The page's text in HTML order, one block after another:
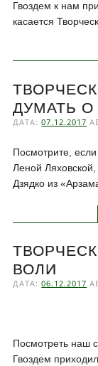
Гвоздем к нам
касается
ДУМАТЬ О
ДАТА:07.12.2017
Посмотрите,
Леной
Дзядко из
ВОЛИ
ДАТА:06.12.2017
Посмотреть наш
Гвоздем